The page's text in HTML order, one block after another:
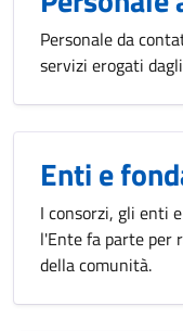
Personale da
servizi erogati
Enti e
I consorzi, gli enti
l'Ente fa parte per
della comunità.